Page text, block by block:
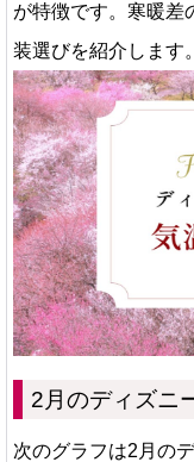
が特徴です。寒暖差
装選びを紹介します。
2月のディズニ
次のグラフは2月の